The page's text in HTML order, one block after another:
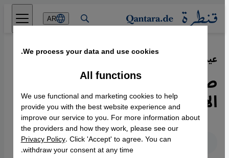
Direkt zum Inhalt springen
AR
عيد الميلاد في إسرائيل·
31.12.2022
صراع ثقافي إسرائيلي على
الاحتفال بعيد ميلاد المسيح
English عربي
We process your data and use cookies.
All functions
We use functional and marketing cookies to help
provide you with the best website experience and
improve our service to you. For more information about
the providers and how they work, please see our
Privacy Policy. Click 'Accept' to agree. You can
withdraw your consent at any time.